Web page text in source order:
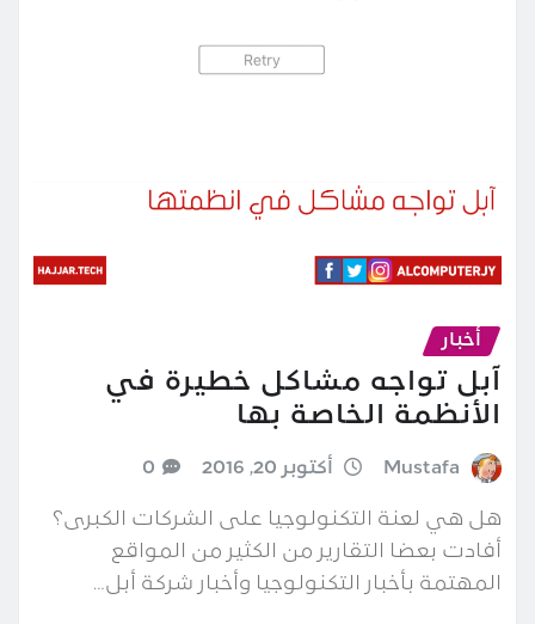
أخبار
آبل تواجه مشاكل خطيرة في
الأنظمة الخاصة بها
Mustafa أكتوبر 20, 2016 0
هل هي لعنة التكنولوجيا على الشركات الكبرى؟
أفادت بعضا التقارير من الكثير من المواقع
المهتمة بأخبار التكنولوجيا وأخبار شركة أبل…